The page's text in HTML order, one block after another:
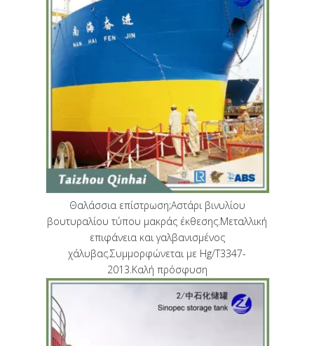
Θαλάσσια επίστρωση;Αστάρι βινυλίου
βουτυραλίου τύπου μακράς έκθεσης.Μεταλλική
επιφάνεια και γαλβανισμένος
χάλυβας.Συμμορφώνεται με Hg/T3347-
2013.Καλή πρόσφυση